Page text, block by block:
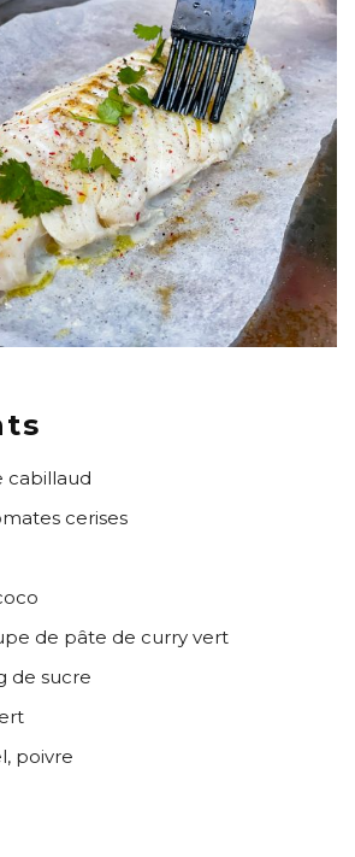
cabillaud
cerises
de pâte de curry vert
de sucre
poivre